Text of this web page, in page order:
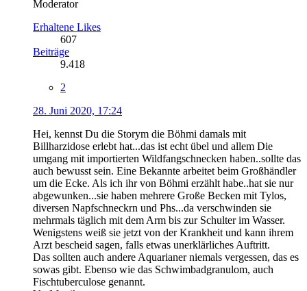
Moderator
Erhaltene Likes
607
Beiträge
9.418
2
28. Juni 2020, 17:24
Hei, kennst Du die Storym die Böhmi damals mit
Billharzidose erlebt hat...das ist echt übel und allem Die
umgang mit importierten Wildfangschnecken haben..sollte das
auch bewusst sein. Eine Bekannte arbeitet beim Großhändler
um die Ecke. Als ich ihr von Böhmi erzählt habe..hat sie nur
abgewunken...sie haben mehrere Große Becken mit Tylos,
diversen Napfschneckrn und Phs...da verschwinden sie
mehrmals täglich mit dem Arm bis zur Schulter im Wasser.
Wenigstens weiß sie jetzt von der Krankheit und kann ihrem
Arzt bescheid sagen, falls etwas unerklärliches Auftritt.
Das sollten auch andere Aquarianer niemals vergessen, das es
sowas gibt. Ebenso wie das Schwimbadgranulom, auch
Fischtuberculose genannt.